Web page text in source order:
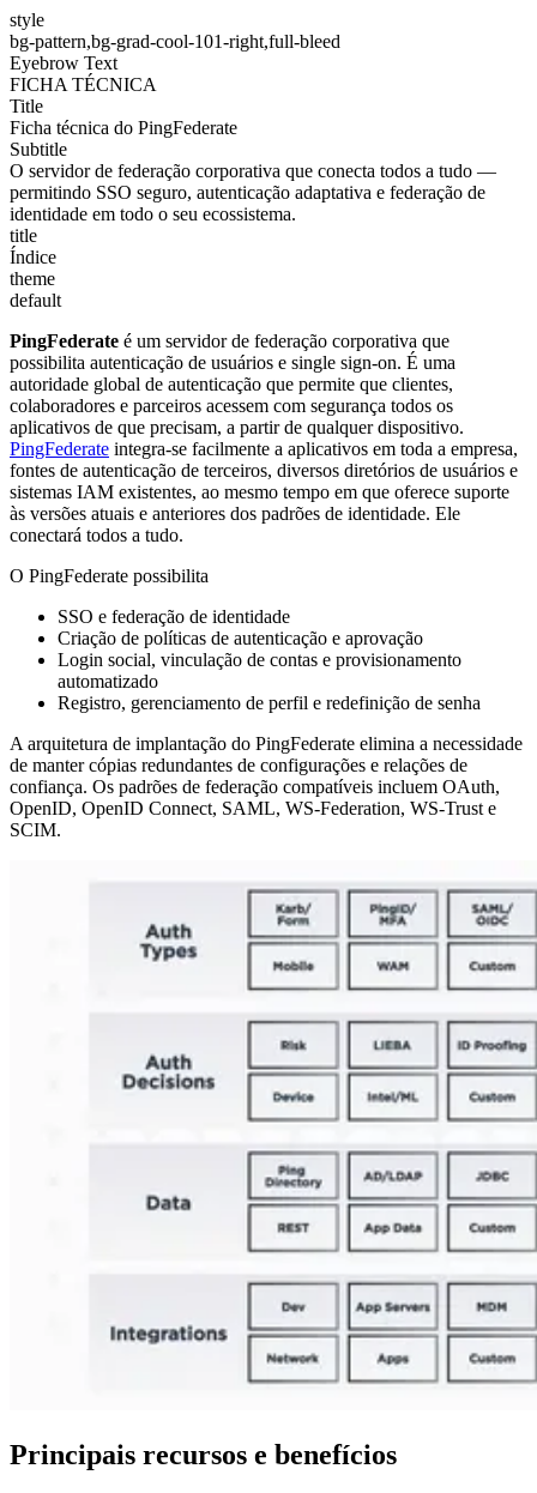
style
bg-pattern,bg-grad-cool-101-right,full-bleed
Eyebrow Text
FICHA TÉCNICA
Title
Ficha técnica do PingFederate
Subtitle
O servidor de federação corporativa que conecta todos a tudo —
permitindo SSO seguro, autenticação adaptativa e federação de
identidade em todo o seu ecossistema.
title
Índice
theme
default
PingFederate é um servidor de federação corporativa que
possibilita autenticação de usuários e single sign-on. É uma
autoridade global de autenticação que permite que clientes,
colaboradores e parceiros acessem com segurança todos os
aplicativos de que precisam, a partir de qualquer dispositivo.
PingFederate integra-se facilmente a aplicativos em toda a empresa,
fontes de autenticação de terceiros, diversos diretórios de usuários e
sistemas IAM existentes, ao mesmo tempo em que oferece suporte
às versões atuais e anteriores dos padrões de identidade. Ele
conectará todos a tudo.
O PingFederate possibilita
SSO e federação de identidade
Criação de políticas de autenticação e aprovação
Login social, vinculação de contas e provisionamento
automatizado
Registro, gerenciamento de perfil e redefinição de senha
A arquitetura de implantação do PingFederate elimina a necessidade
de manter cópias redundantes de configurações e relações de
confiança. Os padrões de federação compatíveis incluem OAuth,
OpenID, OpenID Connect, SAML, WS-Federation, WS-Trust e
SCIM.
Principais recursos e benefícios